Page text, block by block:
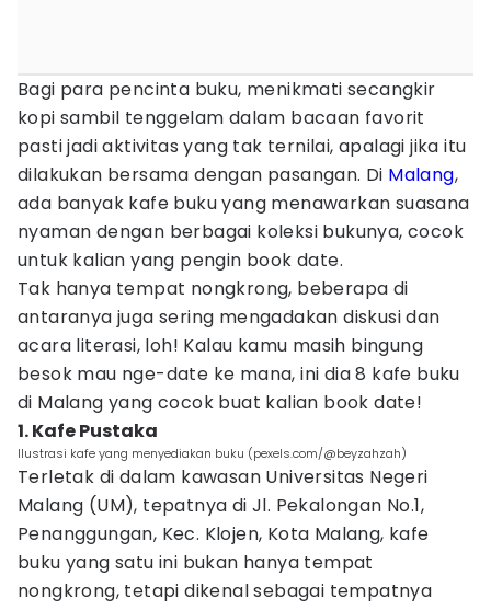
Bagi para pencinta buku, menikmati secangkir
kopi sambil tenggelam dalam bacaan favorit
pasti jadi aktivitas yang tak ternilai, apalagi jika itu
dilakukan bersama dengan pasangan. Di Malang,
ada banyak kafe buku yang menawarkan suasana
nyaman dengan berbagai koleksi bukunya, cocok
untuk kalian yang pengin book date.
Tak hanya tempat nongkrong, beberapa di
antaranya juga sering mengadakan diskusi dan
acara literasi, loh! Kalau kamu masih bingung
besok mau nge-date ke mana, ini dia 8 kafe buku
di Malang yang cocok buat kalian book date!
1. Kafe Pustaka
Ilustrasi kafe yang menyediakan buku (pexels.com/@beyzahzah)
Terletak di dalam kawasan Universitas Negeri
Malang (UM), tepatnya di Jl. Pekalongan No.1,
Penanggungan, Kec. Klojen, Kota Malang, kafe
buku yang satu ini bukan hanya tempat
nongkrong, tetapi dikenal sebagai tempatnya